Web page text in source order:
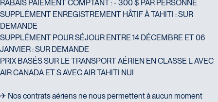
RABAIS PAIEMENT COMPTANT : - 300 $ PAR PERSONNE
SUPPLÉMENT ENREGISTREMENT HÂTIF À TAHITI : SUR
DEMANDE
SUPPLÉMENT POUR SÉJOUR ENTRE 14 DÉCEMBRE ET 06
JANVIER : SUR DEMANDE
PRIX BASÉS SUR LE TRANSPORT AÉRIEN EN CLASSE L AVEC
AIR CANADA ET S AVEC AIR TAHITI NUI
✈ Nos contrats aériens ne nous permettent à aucun moment
J2G 2V5
Tél :450-372-3624 / 1-800-361-0447
2152 Boulevard Lapinière - Suite 104
2700 Boulevard Laurier - Édifice
Champlain, bureau 5000
Québec
G1V 4K5
Tél :418-653-1882 / 1-800-640-1882